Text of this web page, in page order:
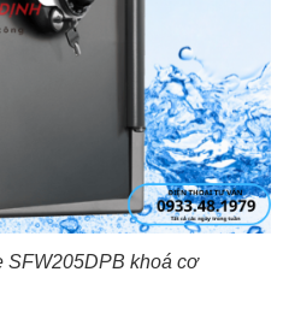
SFW205DPB khoá cơ